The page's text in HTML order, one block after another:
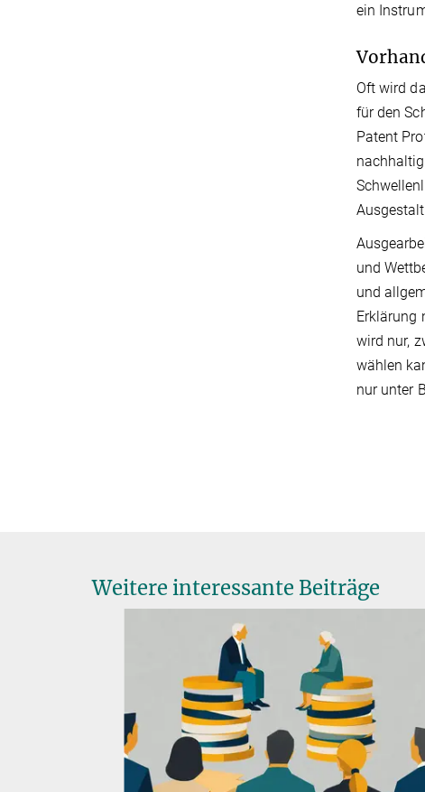
ein
Oft wird
für den
Patent
und
und
Erklärung
wird nur,
wählen
nur unter
Weitere interessante Beiträge